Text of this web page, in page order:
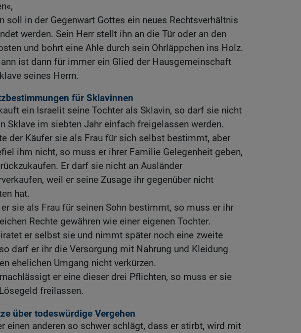
soll in der Gegenwart Gottes ein neues Rechtsverhältnis
werden. Sein Herr stellt ihn an die Tür oder an den
und bohrt eine Ahle durch sein Ohrläppchen ins Holz.
ist dann für immer ein Glied der Hausgemeinschaft
seines Herrn.
für Sklavinnen
ein Israelit seine Tochter als Sklavin, so darf sie nicht
Sklave im siebten Jahr einfach freigelassen werden.
der Käufer sie als Frau für sich selbst bestimmt, aber
ihm nicht, so muss er ihrer Familie Gelegenheit geben,
Er darf sie nicht an Ausländer
weil er seine Zusage ihr gegenüber nicht
hat.
sie als Frau für seinen Sohn bestimmt, so muss er ihr
Rechte gewähren wie einer eigenen Tochter.
er selbst sie und nimmt später noch eine zweite
darf er ihr die Versorgung mit Nahrung und Kleidung
ehelichen Umgang nicht verkürzen.
er eine dieser drei Pflichten, so muss er sie
freilassen.
über todeswürdige Vergehen
einen anderen so schwer schlägt, dass er stirbt, wird mit